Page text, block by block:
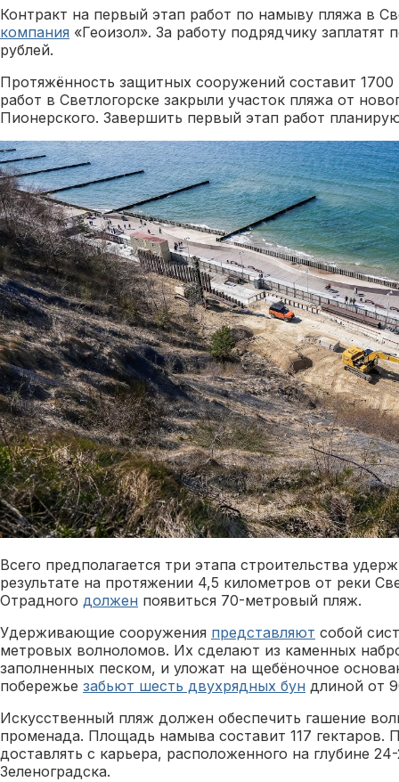
Контракт на первый этап работ по намыву пляжа в
компания «Геоизол». За работу подрядчику заплатят
рублей.
Протяжённость защитных сооружений составит
работ в Светлогорске закрыли участок пляжа от
Пионерского. Завершить первый этап работ
Всего предполагается три этапа строительства
результате на протяжении 4,5 километров от реки
Отрадного должен появиться 70-метровый пляж.
Удерживающие сооружения представляют собой
метровых волноломов. Их сделают из каменных
заполненных песком, и уложат на щебёночное
побережье забьют шесть двухрядных бун длиной от
Искусственный пляж должен обеспечить гашение
променада. Площадь намыва составит 117 гектаров.
доставлять с карьера, расположенного на глубине
Зеленоградска.